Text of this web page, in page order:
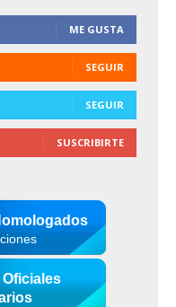
ME GUSTA
SEGUIR
SEGUIR
SUSCRIBIRTE